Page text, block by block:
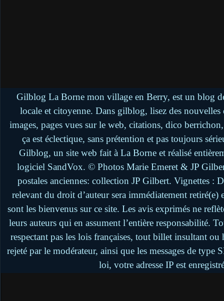
Gilblog La Borne mon village en Berry, est un blog
locale et citoyenne. Dans gilblog, lisez des
images, pages vues sur le web, citations, dico
ça est éclectique, sans prétention et pas toujours
Gilblog, un site web fait à La Borne et réalisé
logiciel SandVox. © Photos Marie Emeret & JP
postales anciennes: collection JP Gilbert. Vignettes :
relevant du droit d’auteur sera immédiatement retiré(e)
sont les bienvenus sur ce site. Les avis exprimés ne
leurs auteurs qui en assument l’entière responsabilité.
respectant pas les lois françaises, tout billet insultant
rejeté par le modérateur, ainsi que les messages de
loi, votre adresse IP est